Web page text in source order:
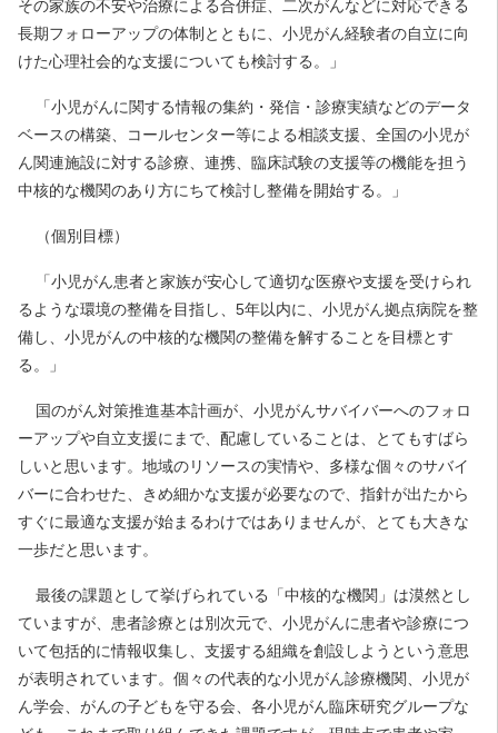
その家族の不安や治療による合併症、二次がんなどに対応できる
長期フォローアップの体制とともに、小児がん経験者の自立に向
けた心理社会的な支援についても検討する。」
「小児がんに関する情報の集約・発信・診療実績などのデータ
ベースの構築、コールセンター等による相談支援、全国の小児が
ん関連施設に対する診療、連携、臨床試験の支援等の機能を担う
中核的な機関のあり方にちて検討し整備を開始する。」
（個別目標）
「小児がん患者と家族が安心して適切な医療や支援を受けられ
るような環境の整備を目指し、5年以内に、小児がん拠点病院を整
備し、小児がんの中核的な機関の整備を解することを目標とす
る。」
国のがん対策推進基本計画が、小児がんサバイバーへのフォロ
ーアップや自立支援にまで、配慮していることは、とてもすばら
しいと思います。地域のリソースの実情や、多様な個々のサバイ
バーに合わせた、きめ細かな支援が必要なので、指針が出たから
すぐに最適な支援が始まるわけではありませんが、とても大きな
一歩だと思います。
最後の課題として挙げられている「中核的な機関」は漠然とし
ていますが、患者診療とは別次元で、小児がんに患者や診療につ
いて包括的に情報収集し、支援する組織を創設しようという意思
が表明されています。個々の代表的な小児がん診療機関、小児が
ん学会、がんの子どもを守る会、各小児がん臨床研究グループな